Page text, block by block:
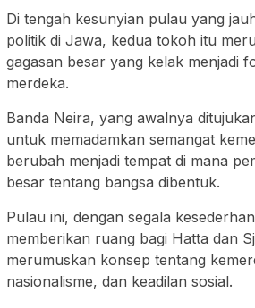
Di tengah kesunyian pulau yang
politik di Jawa, kedua tokoh itu
gagasan besar yang kelak menjadi
merdeka.
Banda Neira, yang awalnya
untuk memadamkan semangat
berubah menjadi tempat di mana
besar tentang bangsa dibentuk.
Pulau ini, dengan segala
memberikan ruang bagi Hatta dan
merumuskan konsep tentang
nasionalisme, dan keadilan sosial.